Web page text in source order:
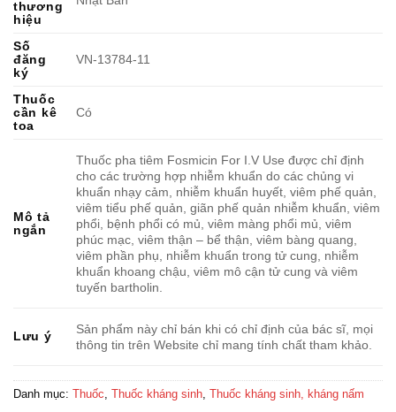
thương
hiệu
Số
đăng
ký
VN-13784-11
Thuốc
cần kê
toa
Có
Mô tả
ngắn
Thuốc pha tiêm Fosmicin For I.V Use được chỉ định
cho các trường hợp nhiễm khuẩn do các chủng vi
khuẩn nhạy cảm, nhiễm khuẩn huyết, viêm phế quản,
viêm tiểu phế quản, giãn phế quản nhiễm khuẩn, viêm
phổi, bệnh phổi có mủ, viêm màng phổi mủ, viêm
phúc mạc, viêm thận – bể thận, viêm bàng quang,
viêm phần phụ, nhiễm khuẩn trong tử cung, nhiễm
khuẩn khoang chậu, viêm mô cận tử cung và viêm
tuyến bartholin.
Lưu ý
Sản phẩm này chỉ bán khi có chỉ định của bác sĩ, mọi
thông tin trên Website chỉ mang tính chất tham khảo.
Danh mục: Thuốc Thuốc kháng sinh Thuốc kháng sinh, kháng nấm